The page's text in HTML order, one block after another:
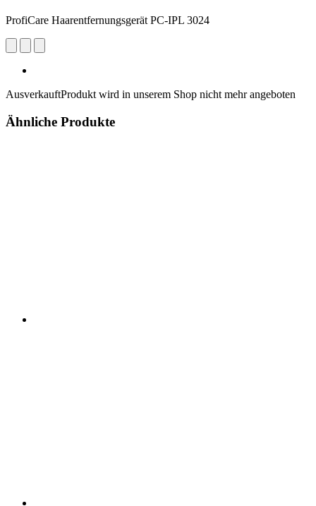
ProfiCare Haarentfernungsgerät PC-IPL 3024
AusverkauftProdukt wird in unserem Shop nicht mehr angeboten
Ähnliche Produkte